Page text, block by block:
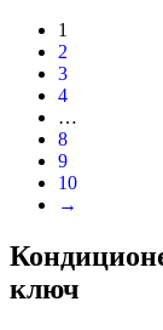
1
2
3
4
…
8
9
10
→
ключ